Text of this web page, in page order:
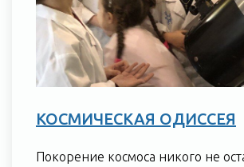
КОСМИЧЕСКАЯ ОДИССЕЯ
Покорение космоса никого не